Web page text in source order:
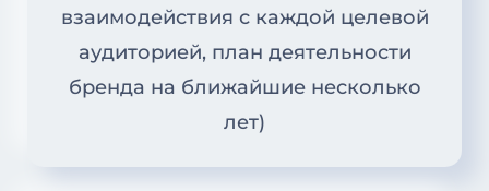
взаимодействия с каждой целевой
аудиторией, план деятельности
бренда на ближайшие несколько
лет)